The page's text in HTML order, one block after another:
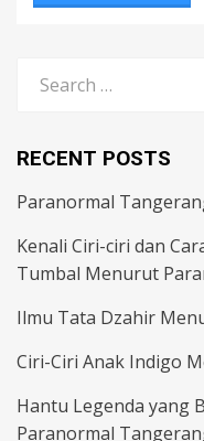
for:
RECENT POSTS
Paranormal
Kenali Ciri-ciri dan
Tumbal Menurut
Ilmu Tata Dzahir
Ciri-Ciri Anak Indigo
Hantu Legenda yang
Paranormal